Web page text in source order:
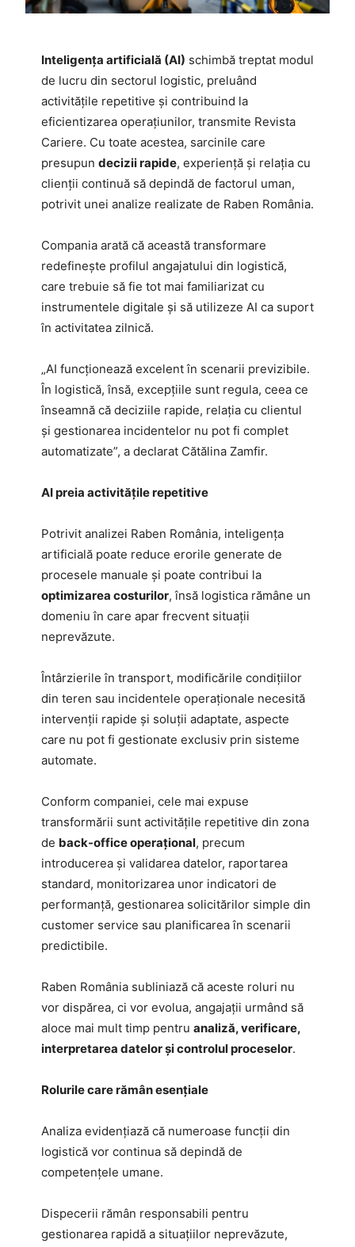
Inteligența artificială (AI) schimbă treptat modul
de lucru din sectorul logistic, preluând
activitățile repetitive și contribuind la
eficientizarea operațiunilor, transmite Revista
Cariere. Cu toate acestea, sarcinile care
presupun decizii rapide, experiență și relația cu
clienții continuă să depindă de factorul uman,
potrivit unei analize realizate de Raben România.
Compania arată că această transformare
redefinește profilul angajatului din logistică,
care trebuie să fie tot mai familiarizat cu
instrumentele digitale și să utilizeze AI ca suport
în activitatea zilnică.
„AI funcționează excelent în scenarii previzibile.
În logistică, însă, excepțiile sunt regula, ceea ce
înseamnă că deciziile rapide, relația cu clientul
și gestionarea incidentelor nu pot fi complet
automatizate”, a declarat Cătălina Zamfir.
AI preia activitățile repetitive
Potrivit analizei Raben România, inteligența
artificială poate reduce erorile generate de
procesele manuale și poate contribui la
optimizarea costurilor, însă logistica rămâne un
domeniu în care apar frecvent situații
neprevăzute.
Întârzierile în transport, modificările condițiilor
din teren sau incidentele operaționale necesită
intervenții rapide și soluții adaptate, aspecte
care nu pot fi gestionate exclusiv prin sisteme
automate.
Conform companiei, cele mai expuse
transformării sunt activitățile repetitive din zona
de back-office operațional, precum
introducerea și validarea datelor, raportarea
standard, monitorizarea unor indicatori de
performanță, gestionarea solicitărilor simple din
customer service sau planificarea în scenarii
predictibile.
Raben România subliniază că aceste roluri nu
vor dispărea, ci vor evolua, angajații urmând să
aloce mai mult timp pentru analiză, verificare,
interpretarea datelor și controlul proceselor.
Rolurile care rămân esențiale
Analiza evidențiază că numeroase funcții din
logistică vor continua să depindă de
competențele umane.
Dispecerii rămân responsabili pentru
gestionarea rapidă a situațiilor neprevăzute,